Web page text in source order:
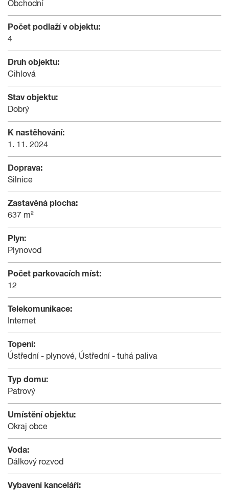
Obchodní
Počet podlaží v objektu:
4
Druh objektu:
Cihlová
Stav objektu:
Dobrý
K nastěhování:
1. 11. 2024
Doprava:
Silnice
Zastavěná plocha:
637 m²
Plyn:
Plynovod
Počet parkovacích míst:
12
Telekomunikace:
Internet
Topení:
Ústřední - plynové, Ústřední - tuhá paliva
Typ domu:
Patrový
Umístění objektu:
Okraj obce
Voda:
Dálkový rozvod
Vybavení kanceláří: